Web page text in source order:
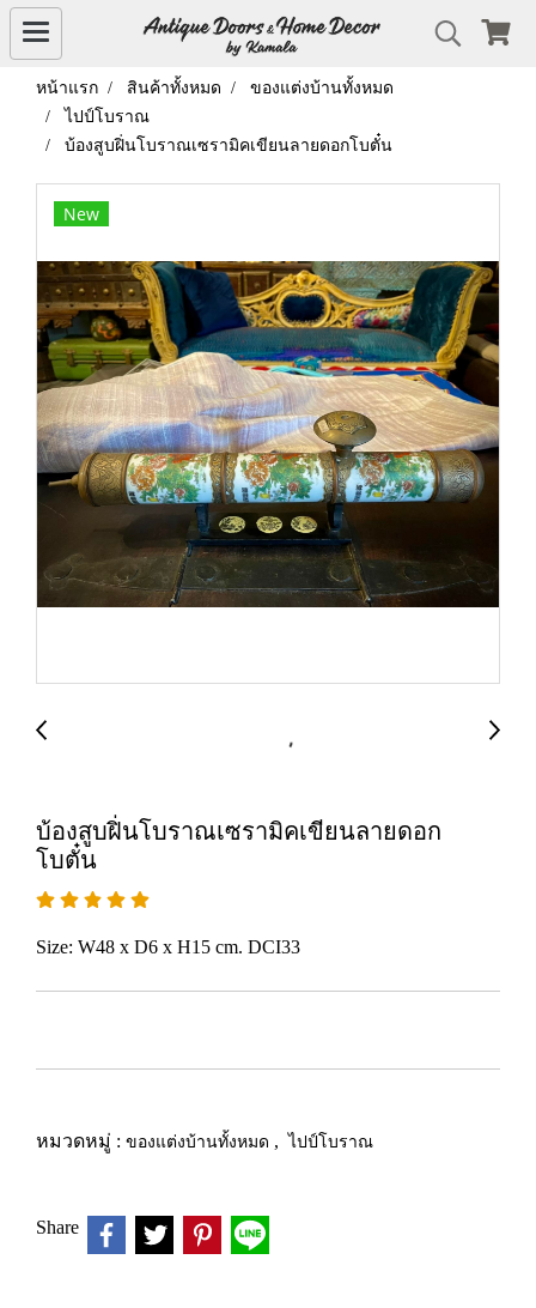
หน้าแรก สินค้าทั้งหมด
ของแต่งบ้านทั้งหมด
ไปป์โบราณ
บ้องสูบฝิ่นโบราณเซรามิคเขียนลายดอกโบตั๋น
New
บ้องสูบฝิ่นโบราณเซรามิคเขียนลายดอก
โบตั๋น
Size: W48 x D6 x H15 cm. DCI33
หมวดหมู่ : ของแต่งบ้านทั้งหมด , ไปป์โบราณ
Share